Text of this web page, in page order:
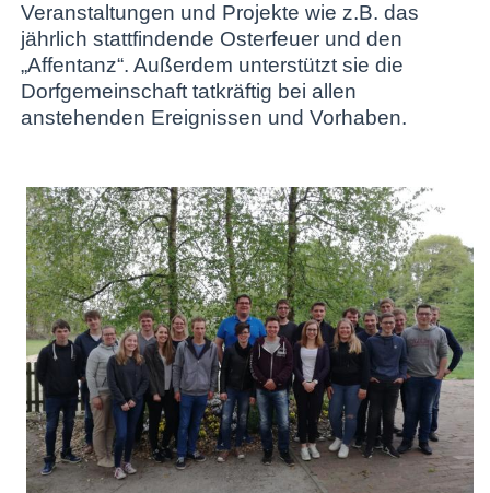
Veranstaltungen und Projekte wie z.B. das
jährlich stattfindende Osterfeuer und den
„Affentanz“. Außerdem unterstützt sie die
Dorfgemeinschaft tatkräftig bei allen
anstehenden Ereignissen und Vorhaben.